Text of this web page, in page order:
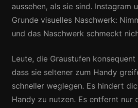
aussehen, als sie sind. Instagram
Grunde visuelles Naschwerk:
und das Naschwerk schmeckt
Leute, die Graustufen
dass sie seltener zum Handy
schneller weglegen. Es hindert
Handy zu nutzen. Es entfernt nur